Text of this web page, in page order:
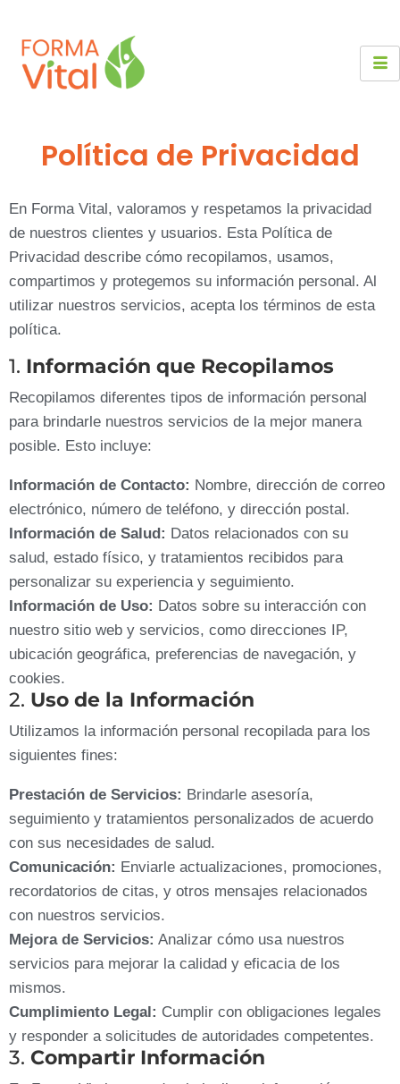
Política de Privacidad
En Forma Vital, valoramos y respetamos la privacidad
de nuestros clientes y usuarios. Esta Política de
Privacidad describe cómo recopilamos, usamos,
compartimos y protegemos su información personal. Al
utilizar nuestros servicios, acepta los términos de esta
política.
1. Información que Recopilamos
Recopilamos diferentes tipos de información personal
para brindarle nuestros servicios de la mejor manera
posible. Esto incluye:
Información de Contacto: Nombre, dirección de correo
electrónico, número de teléfono, y dirección postal.
Información de Salud: Datos relacionados con su
salud, estado físico, y tratamientos recibidos para
personalizar su experiencia y seguimiento.
Información de Uso: Datos sobre su interacción con
nuestro sitio web y servicios, como direcciones IP,
ubicación geográfica, preferencias de navegación, y
cookies.
2. Uso de la Información
Utilizamos la información personal recopilada para los
siguientes fines:
Prestación de Servicios: Brindarle asesoría,
seguimiento y tratamientos personalizados de acuerdo
con sus necesidades de salud.
Comunicación: Enviarle actualizaciones, promociones,
recordatorios de citas, y otros mensajes relacionados
con nuestros servicios.
Mejora de Servicios: Analizar cómo usa nuestros
servicios para mejorar la calidad y eficacia de los
mismos.
Cumplimiento Legal: Cumplir con obligaciones legales
y responder a solicitudes de autoridades competentes.
3. Compartir Información